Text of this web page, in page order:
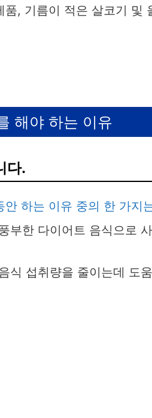
품, 기름이 적은 살코기 및
해야 하는 이유
다.
안 하는 이유 중의 한 가지
부한 다이어트 음식으로
식 섭취량을 줄이는데 도